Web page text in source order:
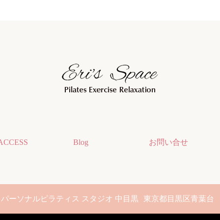
Blog お問い合せ
パーソナルピラティス スタジオ 中目黒 東京都目黒区青葉台